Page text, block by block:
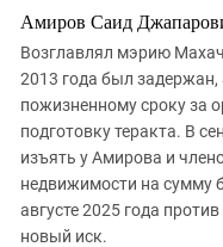
Амиров Саид
Возглавлял мэрию
2013 года был задержан,
пожизненному сроку за
подготовку теракта. В
изъять у Амирова и
недвижимости на сумму
августе 2025 года
новый иск.